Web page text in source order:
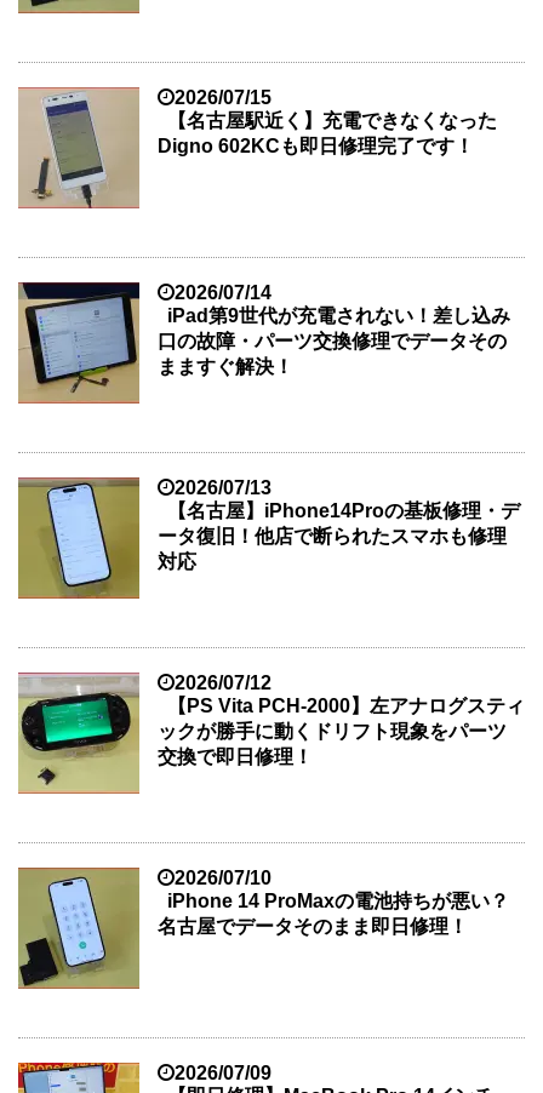
2026/07/15
【名古屋駅近く】充電できなくなった
Digno 602KCも即日修理完了です！
2026/07/14
iPad第9世代が充電されない！差し込み
口の故障・パーツ交換修理でデータその
まますぐ解決！
2026/07/13
【名古屋】iPhone14Proの基板修理・デ
ータ復旧！他店で断られたスマホも修理
対応
2026/07/12
【PS Vita PCH-2000】左アナログスティ
ックが勝手に動くドリフト現象をパーツ
交換で即日修理！
2026/07/10
iPhone 14 ProMaxの電池持ちが悪い？
名古屋でデータそのまま即日修理！
2026/07/09